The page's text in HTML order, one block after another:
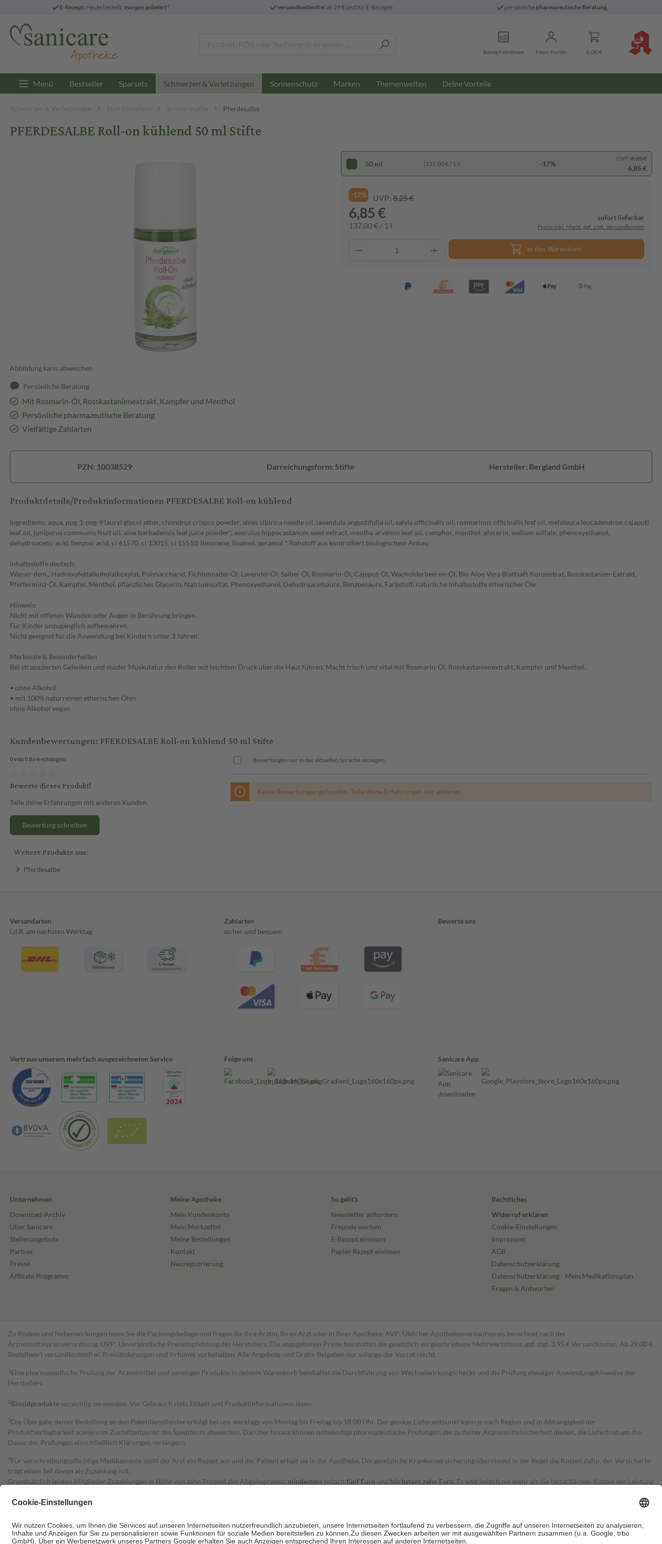
E-Rezept: Heute bestellt, morgen geliefert3 versandkostenfreiab 29 € und für E-Rezepte persönliche pharmazeutische Beratung
Rezept einlösen Mein Konto 0,00 €
Menü Bestseller Sparsets Schmerzen & Verletzungen Sonnenschutz Marken Themenwelten Deine Vorteile
Schmerzen & Verletzungen Zum Einreiben Schmerzsalbe Pferdesalbe
PFERDESALBE Roll-on kühlend 50 ml Stifte
Abbildung kann abweichen
Persönliche Beratung
Mit Rosmarin-Öl, Rosskastanienextrakt, Kampfer und Menthol
Persönliche pharmazeutische Beratung
Vielfältige Zahlarten
50 ml (137,00 € / 1 l) -17%
UVP: 8,25 €
6,85 €
-17% UVP: 8,25 €
6,85 €
137,00 € / 1 l
sofort lieferbar
Preise inkl. MwSt. ggf. zzgl. Versandkosten
In den Warenkorb
PZN: 10038529 Darreichungsform: Stifte Hersteller: Bergland GmbH
Produktdetails/Produktinformationen PFERDESALBE Roll-on kühlend
Ingredients: aqua, ppg-1-peg-9 lauryl glycol ether, chondrus crispus powder, abies sibirica needle oil, lavandula angustifolia oil, salvia officinalis oil, rosmarinus officinalis leaf oil, melaleuca leucadendron cajaputi
leaf oil, juniperus communis fruit oil, aloe barbadensis leaf juice powder*, aesculus hippocastanum seed extract, mentha arvensis leaf oil, camphor, menthol, glycerin, sodium sulfate, phenoxyethanol,
dehydroacetic acid, benzoic acid, ci 61570, ci 13015, ci 15510, limonene, linalool, geraniol * Rohstoff aus kontrolliert biologischem Anbau
Inhaltsstoffe deutsch:
Wasser dem., Hydroxyfettalkoholalkoxylat, Polysaccharid, Fichtennadel-Öl, Lavendel-Öl, Salbei-Öl, Rosmarin-Öl, Cajeput-Öl, Wacholderbeeren-Öl, Bio Aloe Vera Blattsaft Konzentrat, Rosskastanien-Extrakt,
Pfefferminz-Öl, Kampfer, Menthol, pflanzliches Glycerin, Natriumsulfat, Phenoxyethanol, Dehydroacetsäure, Benzoesäure, Farbstoff, natürliche Inhaltsstoffe etherischer Öle
Hinweis:
Nicht mit offenen Wunden oder Augen in Berührung bringen.
Für Kinder unzugänglich aufbewahren.
Nicht geeignet für die Anwendung bei Kindern unter 3 Jahren.
Merkmale & Besonderheiten
Bei strapazierten Gelenken und müder Muskulatur den Roller mit leichtem Druck über die Haut führen. Macht frisch und vital mit Rosmarin-Öl, Rosskastanienextrakt, Kampfer und Menthol.
• ohne Alkohol
• mit 100% naturreinen etherischen Ölen
ohne Alkohol vegan
Kundenbewertungen: PFERDESALBE Roll-on kühlend 50 ml Stifte
0 von 0 Bewertungen
Bewerte dieses Produkt!
Teile deine Erfahrungen mit anderen Kunden.
Bewertung schreiben
Bewertungen nur in der aktuellen Sprache anzeigen.
Keine Bewertungen gefunden. Teile deine Erfahrungen mit anderen.
Weitere Produkte aus:
Pferdesalbe
Versandarten
i.d.R. am nächsten Werktag
Zahlarten
sicher und bequem
Bewerte uns
Vertraue unserem mehrfach ausgezeichneten Service Folge uns Sanicare App
Unternehmen
Download-Archiv
Über Sanicare
Stellenangebote
Partner
Presse
Affiliate Programm
Meine Apotheke
Mein Kundenkonto
Mein Merkzettel
Meine Bestellungen
Kontakt
Neuregistrierung
So geht's
Newsletter anfordern
Freunde werben
E-Rezept einlösen
Papier Rezept einlösen
Rechtliches
Widerruf erklären
Cookie-Einstellungen
Impressum
AGB
Datenschutzerklärung
Datenschutzerklärung - Mein Medikationsplan
Fragen & Antworten
Zu Risiken und Nebenwirkungen lesen Sie die Packungsbeilage und fragen Sie Ihre Ärztin, Ihren Arzt oder in Ihrer Apotheke. AVP: Üblicher Apothekenverkaufspreis berechnet nach der
Arzneimittelpreisverordnung. UVP: Unverbindliche Preisempfehlung des Herstellers. Die angegebenen Preise beinhalten die gesetzlich vorgeschriebene Mehrwertsteuer, ggf. zzgl. 3,95 € Versandkosten. Ab 29,00 €
Bestell­wert versand­kosten­frei. Preisänderungen und Irrtümer vorbehalten. Alle Angebote und Gratis-Beigaben nur solange der Vorrat reicht.
1 Eine pharmazeutische Prüfung der Arzneimittel und sonstigen Produkte in deinem Warenkorb beinhaltet die Durchführung von Wechselwirkungschecks und die Prüfung etwaiger Anwendungshinweise des
Herstellers.
2Biozidproduktevorsichtig verwenden. Vor Gebrauch stets Etikett und Produktinformationen lesen.
3Die Übergabe deiner Bestellung an den Paketdienstleister erfolgt bei uns werktags von Montag bis Freitag bis 18:00 Uhr. Der genaue Lieferzeitpunkt kann je nach Region und in Abhängigkeit der
Produktverfügbarkeit sowie vom Zustellzeitpunkt des Spediteurs abweichen. Darüber hinaus können notwendige pharmazeutische Prüfungen, die zu deiner Arzneimittelsicherheit dienen, die Lieferfrist um die
Dauer der Prüfungen einschließlich Klärungen verlängern.
4Für verschreibungspflichtige Medikamente stellt der Arzt ein Rezept aus und der Patient erhält sie in der Apotheke. Die gesetzliche Krankenversicherung übernimmt in der Regel die Kosten dafür, der Versicherte
trägt einen Teil davon als Zuzahlung mit.
Grundsätzlich leisten Mitglieder Zuzahlungen in Höhe von zehn Prozent des Abgabepreises, mindestens jedoch fünf Euro und höchstens zehn Euro. Es sind jedoch nie mehr als die tatsächlichen Kosten der Leistung
Diese Regeln gelten grundsätzlich auch für Online-Apotheken.
Um das Engagement der Versicherten für ihre eigene Gesundheit zu stärken und die besondere Stellung der Familie zu unterstützen, fallenkeine Zuzahlungen an bei:
• Kindern und Jugendlichen bis zum vollendeten 18. Lebensjahr mit Ausnahme der Fahrkosten